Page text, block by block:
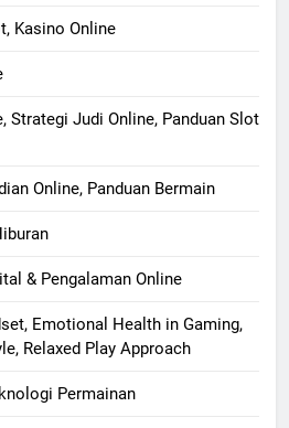
Kasino Online
Strategi Judi Online, Panduan Slot
Online, Panduan Bermain
& Pengalaman Online
Emotional Health in Gaming,
Relaxed Play Approach
Permainan